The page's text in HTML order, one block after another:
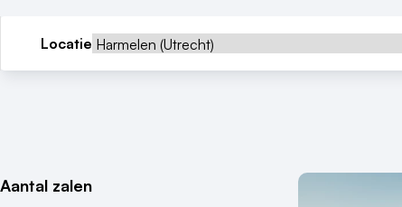
Locatie
Aantal zalen